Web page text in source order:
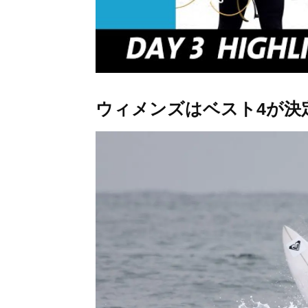
ウィメンズはベスト4が決